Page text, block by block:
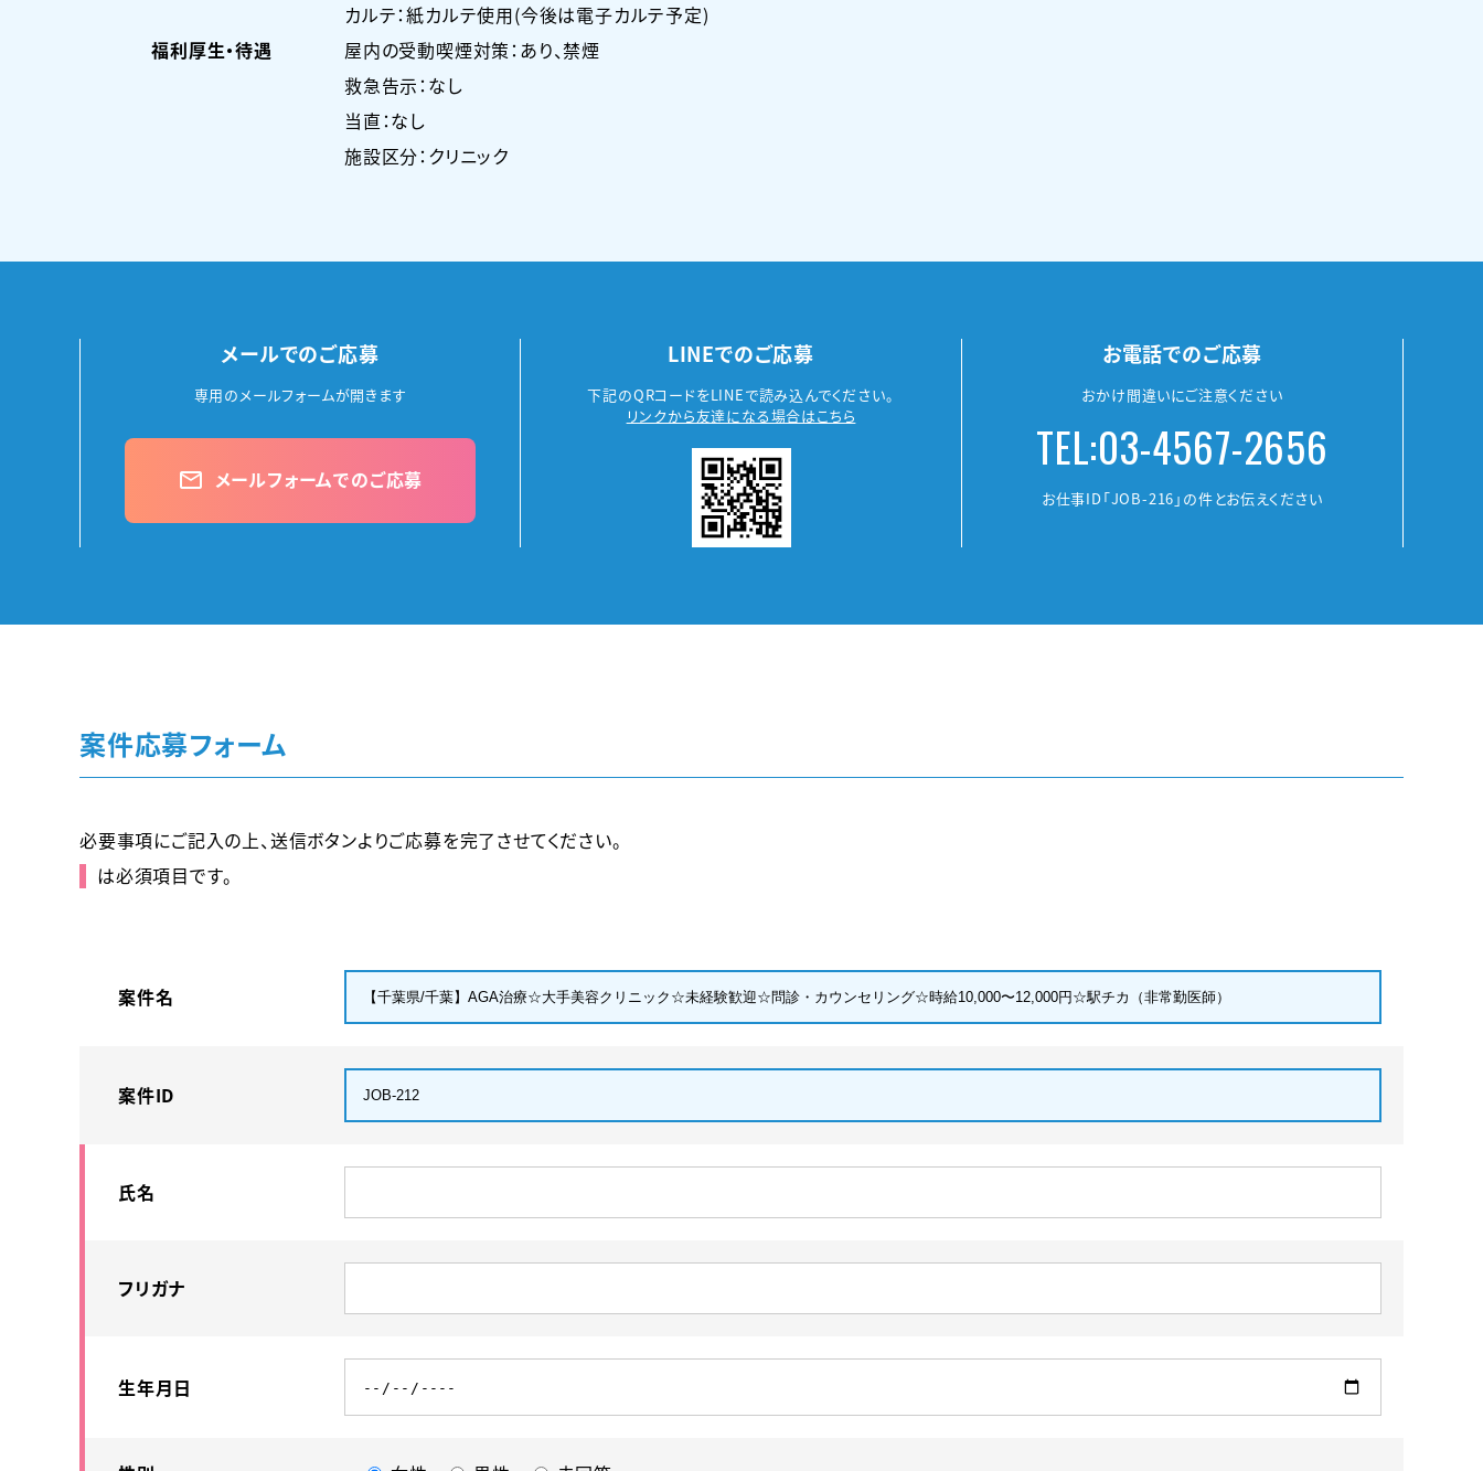
福利厚生・待遇
カルテ：紙カルテ使用(今後は電子カルテ予定)
屋内の受動喫煙対策：あり、禁煙
救急告示：なし
当直：なし
施設区分：クリニック
メールでのご応募
専用のメールフォームが開きます
mail_outline メールフォームでのご応募
LINEでのご応募
下記のQRコードをLINEで読み込んでください。
リンクから友達になる場合はこちら
お電話でのご応募
おかけ間違いにご注意ください
TEL:03-4567-2656
お仕事ID「JOB-216」の件とお伝えください
案件応募フォーム
必要事項にご記入の上、送信ボタンよりご応募を完了させてください。
は必須項目です。
案件名
案件ID
氏名
フリガナ
生年月日